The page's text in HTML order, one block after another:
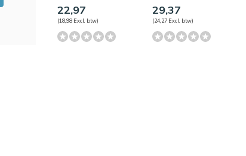
22,97
(18,98 Excl. btw)
29,37
(24,27 Excl. btw)